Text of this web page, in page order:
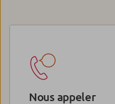
Nous appeler